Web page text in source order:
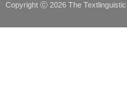
Copyright ⓒ 2026 The